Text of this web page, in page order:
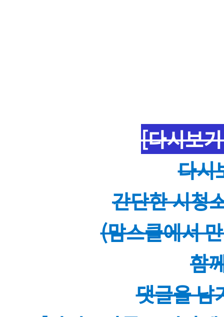
[다시보
다시
간단한 시청
(맘스쿨에서
함
댓글을